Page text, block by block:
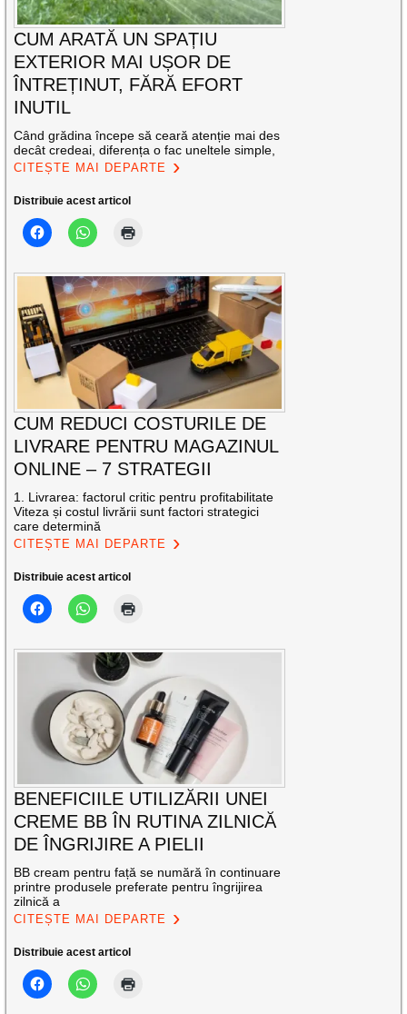
CUM ARATĂ UN SPAȚIU
EXTERIOR MAI UȘOR DE
ÎNTREȚINUT, FĂRĂ EFORT
INUTIL
Când grădina începe să ceară atenție mai des
decât credeai, diferența o fac uneltele simple,
CITEȘTE MAI DEPARTE
Distribuie acest articol
CUM REDUCI COSTURILE DE
LIVRARE PENTRU MAGAZINUL
ONLINE – 7 STRATEGII
1. Livrarea: factorul critic pentru profitabilitate
Viteza și costul livrării sunt factori strategici
care determină
CITEȘTE MAI DEPARTE
Distribuie acest articol
BENEFICIILE UTILIZĂRII UNEI
CREME BB ÎN RUTINA ZILNICĂ
DE ÎNGRIJIRE A PIELII
BB cream pentru față se numără în continuare
printre produsele preferate pentru îngrijirea
zilnică a
CITEȘTE MAI DEPARTE
Distribuie acest articol